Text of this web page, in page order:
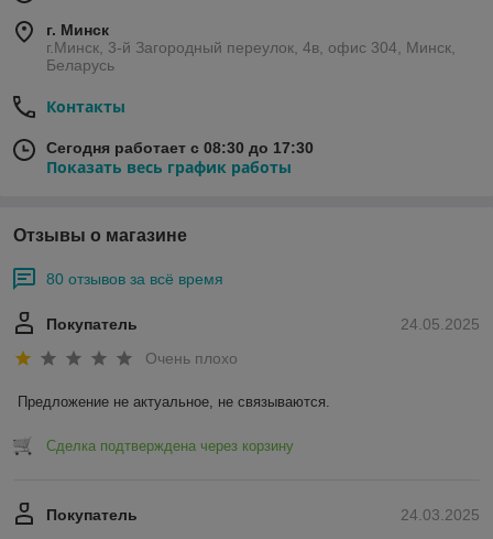
г. Минск
г.Минск, 3-й Загородный переулок, 4в, офис 304, Минск,
Беларусь
Контакты
Сегодня работает с 08:30 до 17:30
Показать весь график работы
Отзывы о магазине
80 отзывов за всё время
24.05.2025
Покупатель
Очень плохо
Предложение не актуальное, не связываются.
Сделка подтверждена через корзину
24.03.2025
Покупатель